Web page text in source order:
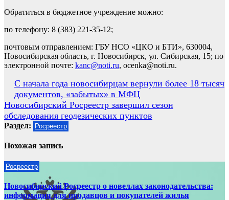
Обратиться в бюджетное учреждение можно:
по телефону: 8 (383) 221-35-12;
почтовым отправлением: ГБУ НСО «ЦКО и БТИ», 630004,
Новосибирская область, г. Новосибирск, ул. Сибирская, 15; по
электронной почте: kanc@noti.ru, ocenka@noti.ru.
Навигация
по
записям
С начала года новосибирцам вернули более 18 тысяч
документов, «забытых» в МФЦ
Новосибирский Росреестр завершил сезон
обследования геодезических пунктов
Раздел: Росреестр
Похожая запись
Росреестр
Новосибирский Росреестр о новеллах законодательства:
информация для продавцов и покупателей жилья